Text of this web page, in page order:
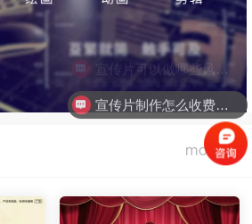
宣传片可以做哪些风格？
宣传片制作怎么收费的？